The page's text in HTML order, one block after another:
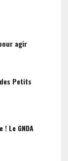
agir
Petits
Le GNDA